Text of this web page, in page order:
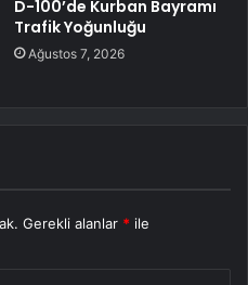
D-100’de Kurban Bayramı
Trafik Yoğunluğu
Ağustos 7, 2026
Gerekli alanlar * ile